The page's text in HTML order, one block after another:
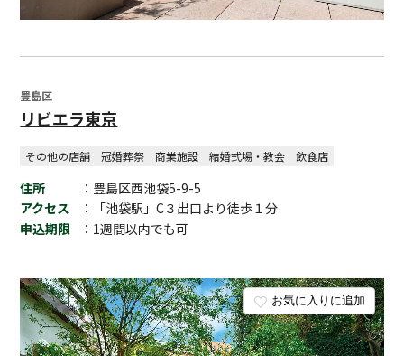
お気に入りに追加
豊島区
リビエラ東京
その他の店舗 冠婚葬祭 商業施設 結婚式場・教会 飲食店
住所
：豊島区西池袋5-9-5
アクセス
：「池袋駅」C３出口より徒歩１分
申込期限
：1週間以内でも可